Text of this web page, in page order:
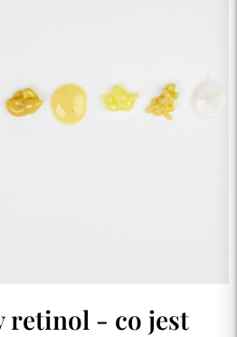
retinol - co jest